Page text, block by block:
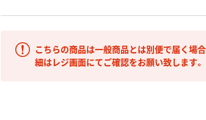
こちらの商品は一般商品とは別便で届く場
細はレジ画面にてご確認をお願い致します。